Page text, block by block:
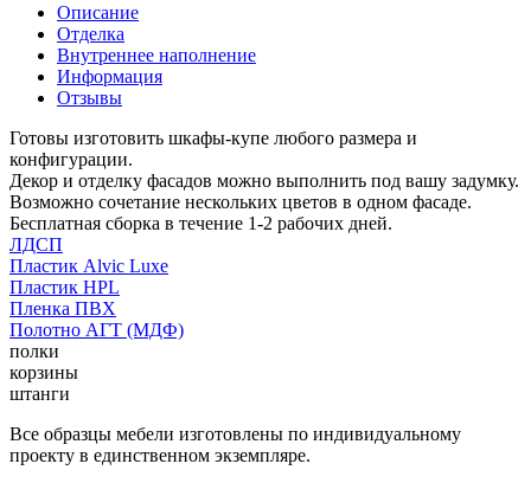
Описание
Отделка
Внутреннее наполнение
Информация
Отзывы
Готовы изготовить шкафы-купе любого размера и
конфигурации.
Декор и отделку фасадов можно выполнить под вашу задумку.
Возможно сочетание нескольких цветов в одном фасаде.
Бесплатная сборка в течение 1-2 рабочих дней.
ЛДСП
Пластик Alvic Luxe
Пластик HPL
Пленка ПВХ
Полотно АГТ (МДФ)
полки
корзины
штанги
Все образцы мебели изготовлены по индивидуальному
проекту в единственном экземпляре.